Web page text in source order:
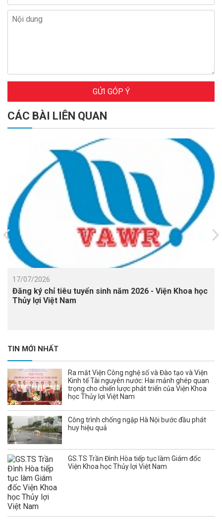
GỬI GÓP Ý
CÁC BÀI LIÊN QUAN
17/07/2026
Đăng ký chỉ tiêu tuyển sinh năm 2026 - Viện Khoa học
Thủy lợi Việt Nam
TIN MỚI NHẤT
Ra mắt Viện Công nghệ số và Đào tạo và Viện
Kinh tế Tài nguyên nước: Hai mảnh ghép quan
trọng cho chiến lược phát triển của Viện Khoa
học Thủy lợi Việt Nam
Công trình chống ngập Hà Nội bước đầu phát
huy hiệu quả
GS.TS Trần Đình Hòa tiếp tục làm Giám đốc
Viện Khoa học Thủy lợi Việt Nam